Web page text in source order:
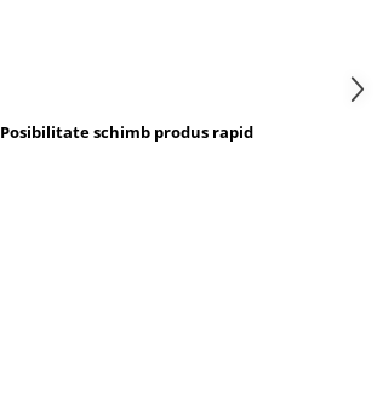
Posibilitate schimb produs rapid